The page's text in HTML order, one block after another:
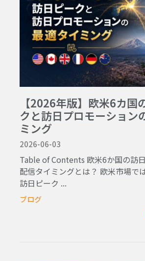
【2026年版】欧米6カ国
クと訪日プロモーション
ミング
2026-06-03
Table of Contents 欧米6か国の訪
配信タイミングとは？ 欧米市場で
訪日ピーク ...
ブログ